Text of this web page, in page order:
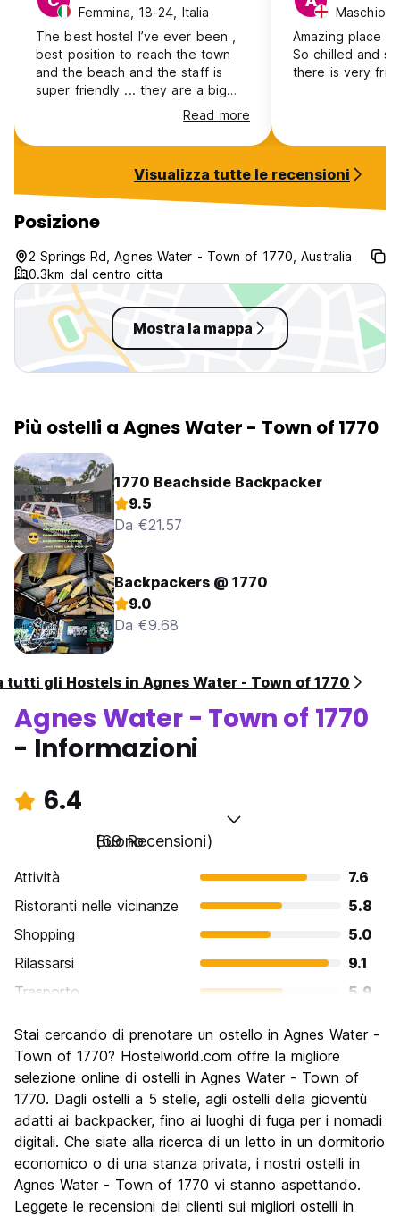
Femmina, 18-24, Italia
The best hostel I’ve ever been ,
best position to reach the town
and the beach and the staff is
super friendly ... they are a big
family and they make you feel
part of them ! Thanks guys , I had
the best time in Agnes Water
Read more
Maschio,
Amazing place
So chilled and
there is very
Visualizza tutte le recensioni
Posizione
2 Springs Rd, Agnes Water - Town of 1770, Australia
0.3km dal centro citta
Mostra la mappa
Più ostelli a Agnes Water - Town of 1770
1770 Beachside Backpacker
9.5
Da €21.57
Backpackers @ 1770
9.0
Da €9.68
tutti gli Hostels in Agnes Water - Town of 1770
Agnes Water - Town of 1770
- Informazioni
6.4
Buono
(69 Recensioni)
Attività
7.6
Ristoranti nelle vicinanze
5.8
Shopping
5.0
Rilassarsi
9.1
Trasporto
5.9
Luoghi di interesse culturale
Festa / Vita notturna
4.7
Qualita' Prezzo
7.2
Stai cercando di prenotare un ostello in Agnes Water -
Town of 1770? Hostelworld.com offre la migliore
selezione online di ostelli in Agnes Water - Town of
1770. Dagli ostelli a 5 stelle, agli ostelli della gioventù
adatti ai backpacker, fino ai luoghi di fuga per i nomadi
digitali. Che siate alla ricerca di un letto in un dormitorio
economico o di una stanza privata, i nostri ostelli in
Agnes Water - Town of 1770 vi stanno aspettando.
Leggete le recensioni dei clienti sui migliori ostelli in